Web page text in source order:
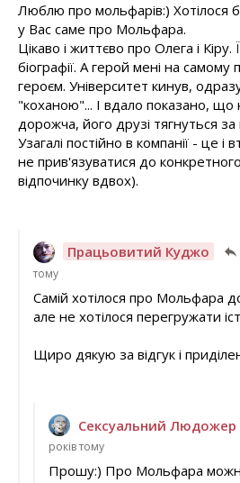
Люблю про мольфарів:) Хотілося
у Вас саме про Мольфара.
Цікаво і життєво про Олега і Кіру.
біографії. А герой мені на самому
героєм. Університет кинув,
"коханою"... І вдало показано, що
дорожча, його друзі тягнуться
Узагалі постійно в компанії - це
не прив'язуватися до
відпочинку вдвох).
Працьовитий Куджо
тому
Самій хотілося про Мольфара
але не хотілося перегружати
Щиро дякую за відгук і
Сексуальний Людожер
років тому
Прошу:) Про Мольфара